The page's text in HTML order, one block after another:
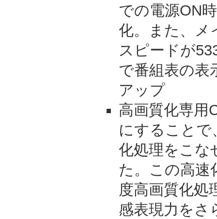
での電源ON
化。また、メ
スピードが
で番組表の表
アップ
高画質化専用
にすることで
化処理をこな
た。この高速
度高画質化処
感表現力をさ